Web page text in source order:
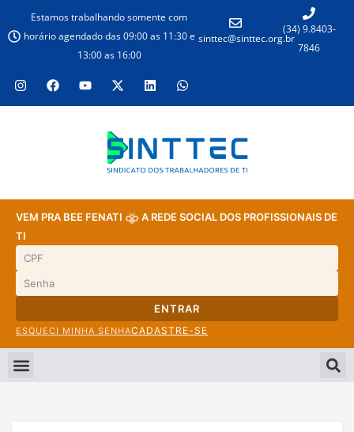
Estamos trabalhando somente com
horário agendado das 09:00 as 11:30 e
13:00 as 16:00
sinttec@sinttec.org.br
(34) 9.8403-
7846
VEM PRA BEE FENATI
A REDE SOCIAL DOS PROFISSIONAIS DE
TI
ENTRAR
ESQUECI MINHA SENHACADASTRE-SE